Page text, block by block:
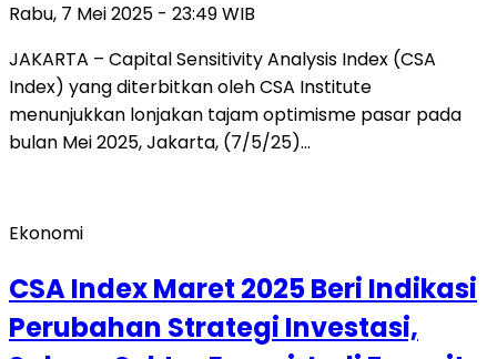
Rabu, 7 Mei 2025 - 23:49 WIB
JAKARTA – Capital Sensitivity Analysis Index (CSA
Index) yang diterbitkan oleh CSA Institute
menunjukkan lonjakan tajam optimisme pasar pada
bulan Mei 2025, Jakarta, (7/5/25)…
Ekonomi
CSA Index Maret 2025 Beri Indikasi
Perubahan Strategi Investasi,